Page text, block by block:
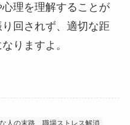
理を理解することが
回されず、適切な距
りますよ。
人の末路 職場ストレス解消